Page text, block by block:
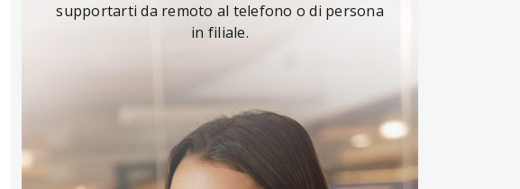
supportarti da remoto al telefono o di persona
in filiale.